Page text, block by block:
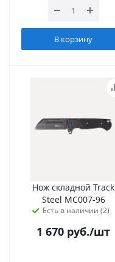
В корзину
Нож складной Track
Steel MC007-96
Есть в наличии (2)
1 670 руб./шт